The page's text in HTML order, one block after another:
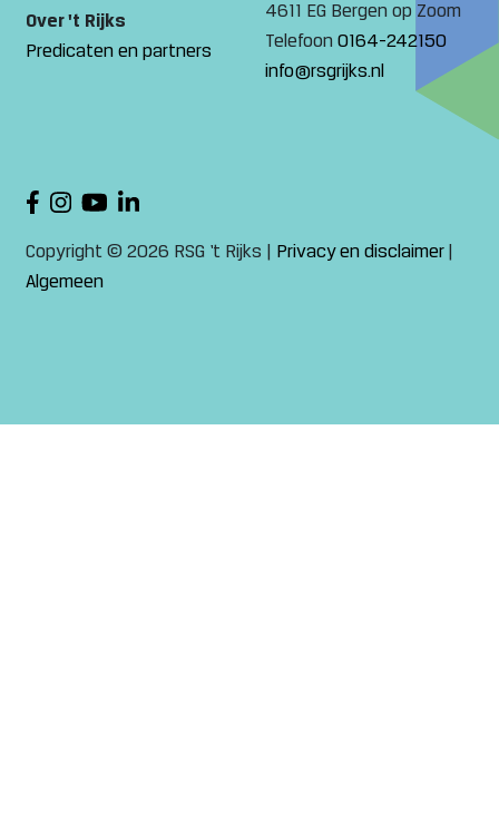
Over 't Rijks
Predicaten en partners
4611 EG Bergen op Zoom
Telefoon 0164-242150
info@rsgrijks.nl
Copyright © 2026 RSG ‘t Rijks | Privacy en disclaimer|
Algemeen